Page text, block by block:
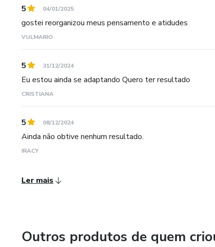
5 04/01/2025
gostei reorganizou meus pensamento e atidudes
VULMARIO
5 31/12/2024
Eu estou ainda se adaptando Quero ter resultado
CRISTIANA
5 08/12/2024
Ainda não obtive nenhum resultado.
IRACY
Ler mais
Outros produtos de quem